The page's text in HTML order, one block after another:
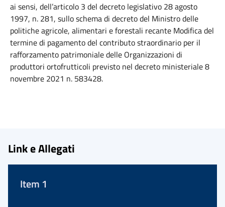
ai sensi, dell’articolo 3 del decreto legislativo 28 agosto
1997, n. 281, sullo schema di decreto del Ministro delle
politiche agricole, alimentari e forestali recante Modifica del
termine di pagamento del contributo straordinario per il
rafforzamento patrimoniale delle Organizzazioni di
produttori ortofrutticoli previsto nel decreto ministeriale 8
novembre 2021 n. 583428.
Link e Allegati
Item 1